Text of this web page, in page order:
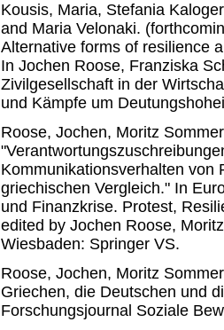
Kousis, Maria, Stefania
and Maria Velonaki.
Alternative forms of resilience
In Jochen Roose, Franziska
Zivilgesellschaft in der
und Kämpfe um
Roose, Jochen, Moritz
Kommunikationsverhalten von
griechischen Vergleich." In
und Finanzkrise. Protest,
edited by Jochen Roose,
Wiesbaden: Springer VS.
Roose, Jochen, Moritz
Griechen, die Deutschen und
Forschungsjournal Soziale